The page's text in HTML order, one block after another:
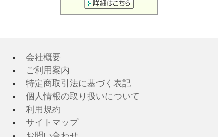
会社概要
ご利用案内
特定商取引法に基づく表記
個人情報の取り扱いについて
利用規約
サイトマップ